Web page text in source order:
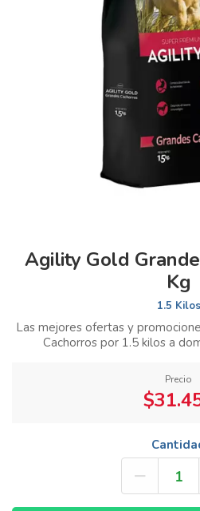
Agility Gold
Kg
1.5 Kilos
Las mejores ofertas y
Cachorros por 1.5 kilos a
Precio